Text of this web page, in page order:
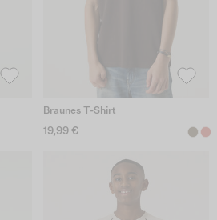
Braunes T-Shirt
19,99 €